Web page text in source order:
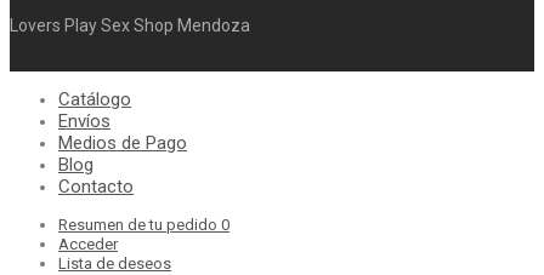
Lovers Play Sex Shop Mendoza
Catálogo
Envíos
Medios de Pago
Blog
Contacto
Resumen de tu pedido 0
Acceder
Lista de deseos